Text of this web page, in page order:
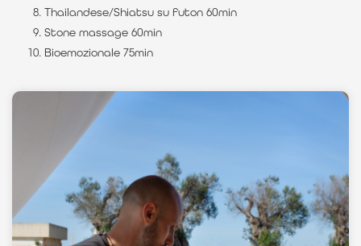
Thailandese/Shiatsu su futon 60min
Stone massage 60min
Bioemozionale 75min